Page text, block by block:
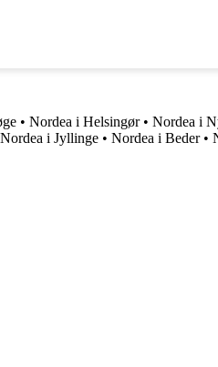
• Nordea i Helsingør• Nordea i
Nordea i Jyllinge • Nordea i Beder•